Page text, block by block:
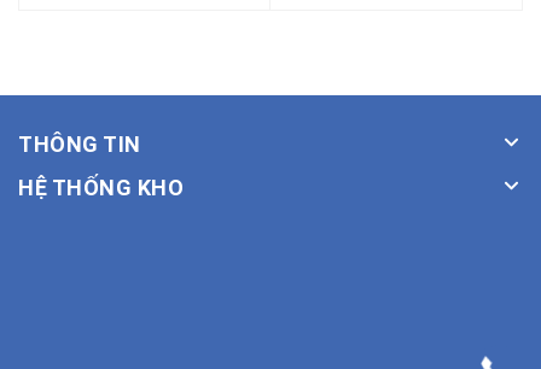
THÔNG TIN
HỆ THỐNG KHO